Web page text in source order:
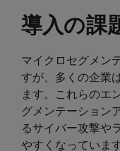
導入の課
マイクロセグメン
すが、多くの企業
ます。これらのエ
グメンテーション
るサイバー攻撃や
やすくなっています